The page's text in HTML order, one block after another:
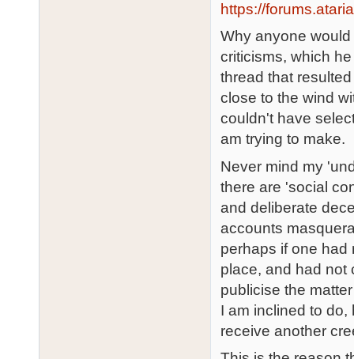
https://
Why anyone
criticisms, which
thread that
close to the wind
couldn't have
am trying to make.
Never mind my
there are 'social
and deliberate
accounts
perhaps if one had
place, and had not
publicise the
I am inclined to
receive another